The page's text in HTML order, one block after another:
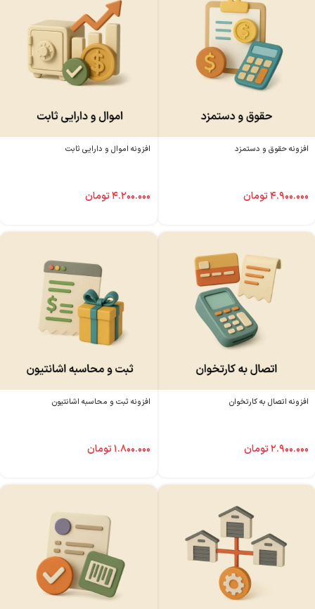
افزونه حقوق و دستمزد
۴.۹۰۰.۰۰۰تومان
افزونه اموال و دارایی ثابت
۴.۲۰۰.۰۰۰تومان
افزونه اتصال به کارتخوان
۲.۹۰۰.۰۰۰تومان
افزونه ثبت و محاسبه اشانتیون
۱.۸۰۰.۰۰۰تومان